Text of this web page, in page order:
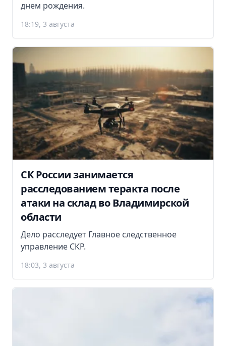
днем рождения.
18:19, 3 августа
СК России занимается
расследованием теракта после
атаки на склад во Владимирской
области
Дело расследует Главное следственное
управление СКР.
18:03, 3 августа